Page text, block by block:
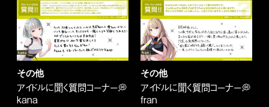
その他
アイドルに聞く質問コーナー💭
kana
その他
アイドルに聞く質問コーナー💭
fran